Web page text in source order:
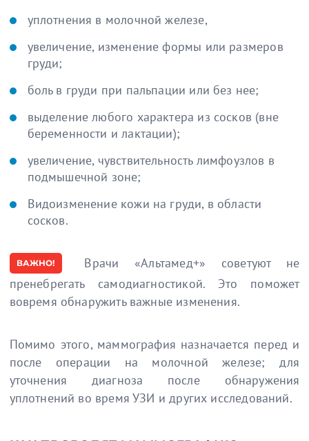
уплотнения в молочной железе,
увеличение, изменение формы или размеров
груди;
боль в груди при пальпации или без нее;
выделение любого характера из сосков (вне
беременности и лактации);
увеличение, чувствительность лимфоузлов в
подмышечной зоне;
Видоизменение кожи на груди, в области
сосков.
ВАЖНО!
Врачи «Альтамед+» советуют не
пренебрегать самодиагностикой. Это поможет
вовремя обнаружить важные изменения.
Помимо этого, маммография назначается перед и
после операции на молочной железе; для
уточнения диагноза после обнаружения
уплотнений во время УЗИ и других исследований.